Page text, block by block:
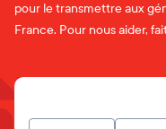
pour le transmettre aux
France. Pour nous aider,